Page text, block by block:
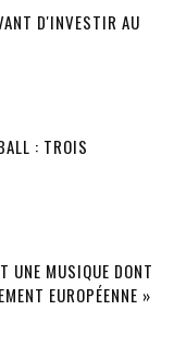
D'INVESTIR AU
: TROIS
UNE MUSIQUE DONT
EUROPÉENNE »